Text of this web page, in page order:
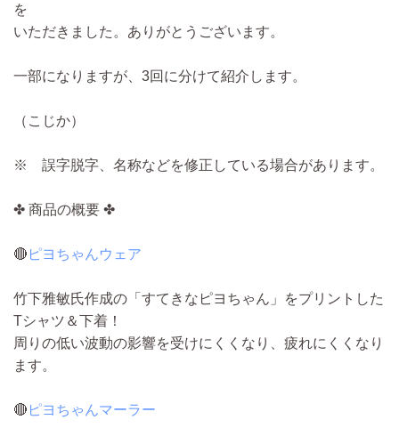
を
いただきました。ありがとうございます。
一部になりますが、3回に分けて紹介します。
（こじか）
※ 誤字脱字、名称などを修正している場合があります。
✤ 商品の概要 ✤
🔴 ピヨちゃんウェア
竹下雅敏氏作成の「すてきなピヨちゃん」をプリントした
Tシャツ＆下着！
周りの低い波動の影響を受けにくくなり、疲れにくくなり
ます。
🔴 ピヨちゃんマーラー